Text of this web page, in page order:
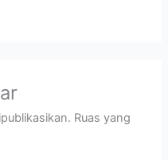
Ruas yang